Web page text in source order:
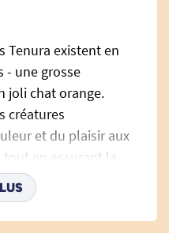
Tenura existent en
- une grosse
joli chat orange.
créatures
et du plaisir aux
tout en assurant la
main afin d'éviter des
produits de la